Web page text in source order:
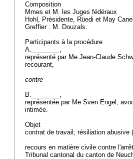
Composition
Mmes et M. les Juges fédéraux
Hohl, Présidente, Rüedi et May
Greffier : M. Douzals.
Participants à la procédure
A.________,
représenté par Me Jean-Claude
recourant,
contre
B.________,
représentée par Me Sven Engel,
intimée.
Objet
contrat de travail; résiliation abusive (
recours en matière civile contre
Tribunal cantonal du canton de